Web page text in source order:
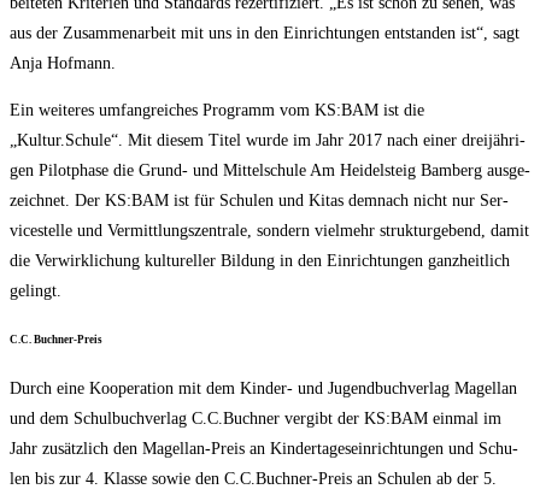
aus der Zusam­men­ar­beit mit uns in den Ein­rich­tun­gen ent­stan­den ist“, sagt
Anja Hofmann.
Ein wei­te­res umfang­rei­ches Pro­gramm vom KS:BAM ist die
„Kultur.Schule“. Mit die­sem Titel wur­de im Jahr 2017 nach einer drei­jäh­ri­
gen Pilot­pha­se die Grund- und Mit­tel­schu­le Am Hei­del­steig Bam­berg aus­ge­
zeich­net. Der KS:BAM ist für Schu­len und Kitas dem­nach nicht nur Ser­
vice­stel­le und Ver­mitt­lungs­zen­tra­le, son­dern viel­mehr struk­tur­ge­bend, damit
die Ver­wirk­li­chung kul­tu­rel­ler Bil­dung in den Ein­rich­tun­gen ganz­heit­lich
gelingt.
C.C. Buch­ner-Preis
Durch eine Koope­ra­ti­on mit dem Kin­der- und Jugend­buch­ver­lag Magel­lan
und dem Schul­buch­ver­lag C.C.Buchner ver­gibt der KS:BAM ein­mal im
Jahr zusätz­lich den Magel­lan-Preis an Kin­der­ta­ges­ein­rich­tun­gen und Schu­
len bis zur 4. Klas­se sowie den C.C.Buchner-Preis an Schu­len ab der 5.